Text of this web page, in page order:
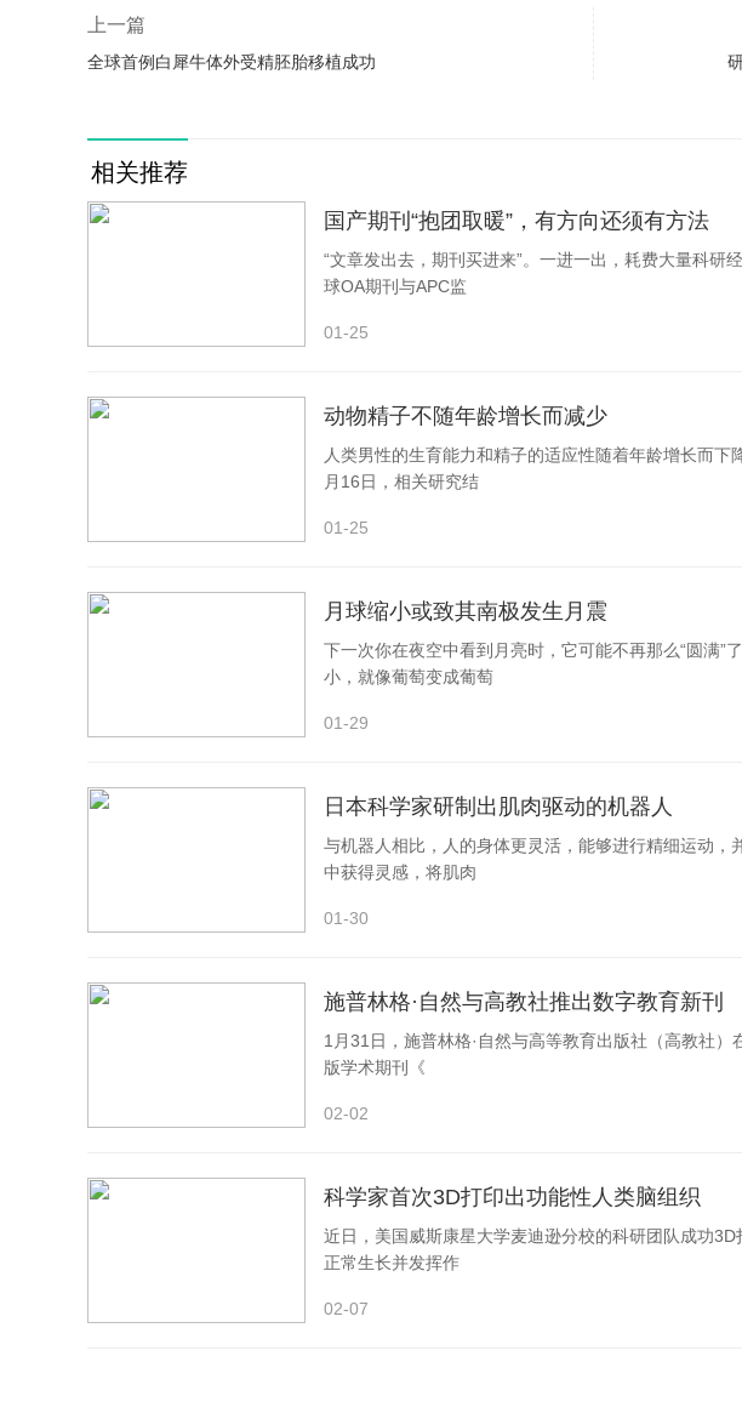
Stout说：“给一个细胞一种生长因子，它能生长一天；但教会一个细胞
英国阿斯顿大学的Eirini Theodosiou说：“距离实验室培育的肉成为商
近。”
，需要克服的问题包括研究小组培养的肉类生长速度
https://doi.org/10.1016/j.crsus.2023.100009
上一篇
全球首例白犀牛体外受精胚胎移植成功
相关推荐
国产期刊“抱团取暖”，有方向还须有方法
“文章发出去，期刊买进来”。一进一出，耗费大量科研
球OA期刊与APC监
01-25
动物精子不随年龄增长而减少
人类男性的生育能力和精子的适应性随着年龄增长而
月16日，相关研究结
01-25
月球缩小或致其南极发生月震
下一次你在夜空中看到月亮时，它可能不再那么“圆满”
小，就像葡萄变成葡萄
01-29
日本科学家研制出肌肉驱动的机器人
与机器人相比，人的身体更灵活，能够进行精细运动
中获得灵感，将肌肉
01-30
施普林格·自然与高教社推出数字教育新刊
1月31日，施普林格·自然与高等教育出版社（高教社
版学术期刊《
02-02
科学家首次3D打印出功能性人类脑组织
近日，美国威斯康星大学麦迪逊分校的科研团队成功
正常生长并发挥作
02-07